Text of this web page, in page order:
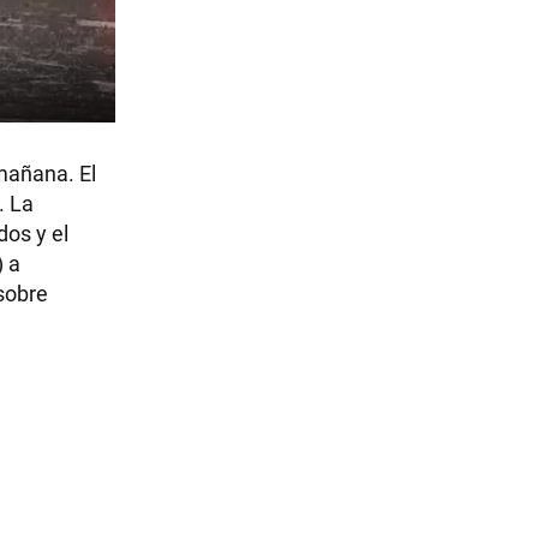
El
La
y el
a